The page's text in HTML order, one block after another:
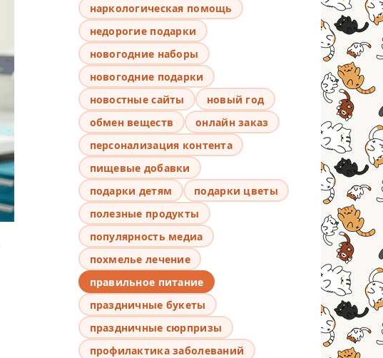
наркологическая помощь
недорогие подарки
новогодние наборы
новогодние подарки
новостные сайты
новый год
обмен веществ
онлайн заказ
персонализация контента
пищевые добавки
подарки детям
подарки цветы
полезные продукты
популярность медиа
похмелье лечение
правильное питание
праздничные букеты
праздничные сюрпризы
профилактика заболеваний